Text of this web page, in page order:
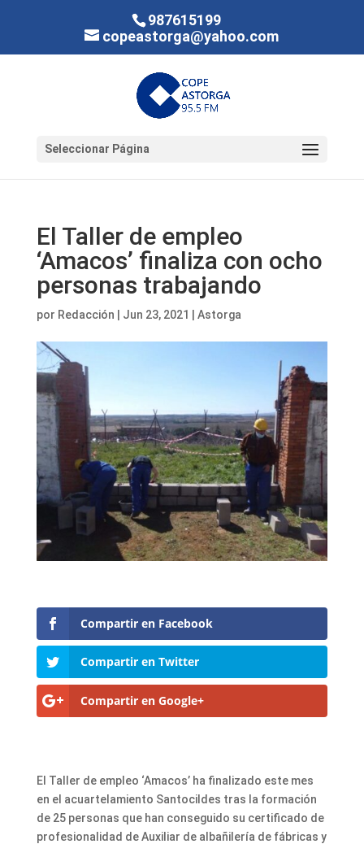
987615199
copeastorga@yahoo.com
Seleccionar Página
El Taller de empleo
‘Amacos’ finaliza con ocho
personas trabajando
por Redacción Jun 23, 2021 Astorga
Compartir en Facebook
Compartir en Twitter
Compartir en Google+
El Taller de empleo ‘Amacos’ ha finalizado este mes
en el acuartelamiento Santocildes tras la formación
de 25 personas que han conseguido su certificado de
profesionalidad de Auxiliar de albañilería de fábricas y